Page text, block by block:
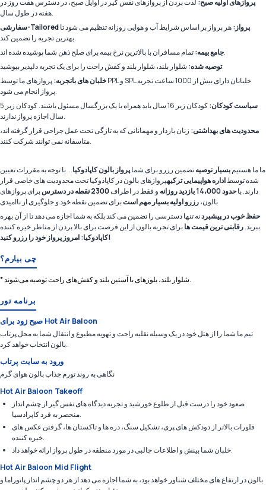
پروازهای اولیه صبح: لذت بردن از پروازهای نفس گیر در اوایل صبح، در دسترس هفت روز در
هفته در طول سال.
سفارشی-Tailored پرواز: هر پرواز بر اساس شرایط آب و هوایی روزانه تنظیم می شود تا
بهترین تجربه را تضمین کند.
جامع بیمه:تمام مسافران با بالاترین نرخ بیمه برای صلح ذهن شما پوشیده شده اند.
توصیه شده:شلوار بلند، شلوار بلند و کفش راحت را برای یک تجربه دلپذیر بپوشید.
خلبان های باتجربه: پروازهای ما توسط PPL و SPL خلبانان دارای بیش از 1000 ساعت تجربه
پرواز انجام می شود.
سیاست کودکان:
کودکان زیر 16 سال باید همراه با یک بزرگسال مسئول باشند. کودکان زیر 5
سال اجازه پرواز ندارند.
محدودیت های بهداشتی: زنان باردار و مهمانانی که به تازگی تحت عمل جراحی قرار گرفته اند،
متاسفانه نمی توانند شرکت کنند.
ما ما هستیم بسیار توصیه تضمین رزرو برای شماپرواز بالون کاپادوکیا... با توجه به مقررات تعیین
شده توسطاداره هواپیمایی ترکیهپروازهای بالون در کاپادوکیا تحت محدودیت های خاصی قرار
دارند. با حدود 14،000 بازدید روزانه و فقط در اطراف2300 نقطه در دسترس
برای پروازهای
بالون، رزرو اولیه بسیار مهم استبرای تضمین نقطه خود و جلوگیری از ناامیدی
حفظ خوب در پیشبردنه تنها دسترسی را تضمین می کند بلکه به شما اجازه می دهد تا از آن بهره
ببرید. رقابتی ترین قیمت ها برای تجربه بالون از این فرصت برای بالا بردن از مناظر خیره کننده
کاپادوکیا: امروز پرواز خود را رزرو کنید!
چی بیارم؟
* شلوار بلند، بلوزهای با آستین بلند و کفش‌های راحت توصیه می‌شوند.
برنامه تور
صبح زود برای Hot Air Baloon
تیم ما شما را از هتل خود در یک وسیله نقلیه راحت و تهویه مطبوع و انتقال شما به محل پرتاب
بالون انتخاب خواهد کرد.
ورود به سایت پرتاب
نگاهی به روند تورم جذاب بالون هوای گرم
Hot Air Baloon Takeoff
صعود خود را درست قبل از طلوع خورشید و تجربه دیدگاه های نفس گیر از چشم انداز
منحصر به فرد کاپرادسیا.
فلورات بالاتر از دودکش های پری، تشکیل سنگ، دره ها و تاکستان ها، گرفتن عکس های
خیره کننده.
خلبان شما بینش و اطلاعات جالبی در مورد منطقه در طول پرواز ارائه خواهد داد.
Hot Air Baloon Mid Flight
بالون در ارتفاع های مختلف شناور خواهد بود، به شما اجازه می دهد از هر دو چشم انداز پانوراما و